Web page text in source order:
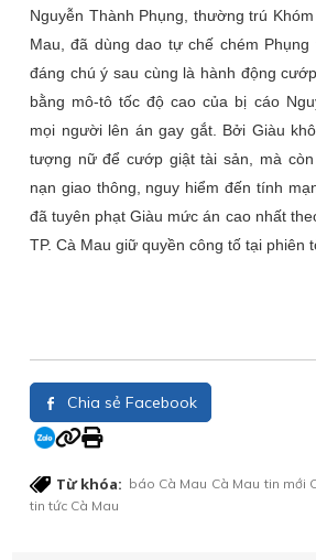
Nguyễn Thành Phụng, thường trú
Mau, đã dùng dao tự chế chém
đáng chú ý sau cùng là hành động
bằng mô-tô tốc độ cao của bị cáo
mọi người lên án gay gắt. Bởi Giàu
tượng nữ để cướp giật tài sản, mà
nạn giao thông, nguy hiểm đến tính
đã tuyên phạt Giàu mức án cao nhất
TP. Cà Mau giữ quyền công tố tại phiên
Chia sẻ Facebook
Từ khóa: báo Cà Mau Cà Mau tin mới
tin tức Cà Mau